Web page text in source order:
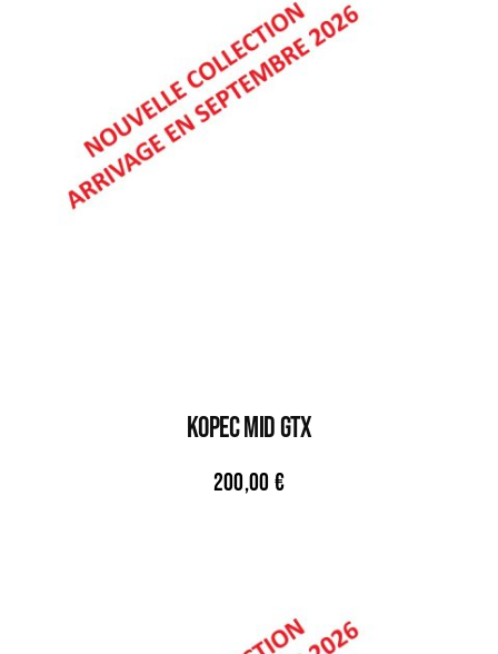
KOPEC MID GTX
200,00 €